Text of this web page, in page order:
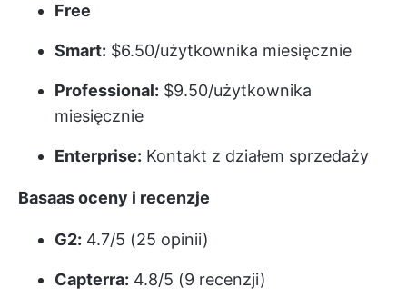
Free
Smart: $6.50/użytkownika miesięcznie
Professional: $9.50/użytkownika
miesięcznie
Enterprise: Kontakt z działem sprzedaży
Basaas oceny i recenzje
G2: 4.7/5 (25 opinii)
Capterra: 4.8/5 (9 recenzji)